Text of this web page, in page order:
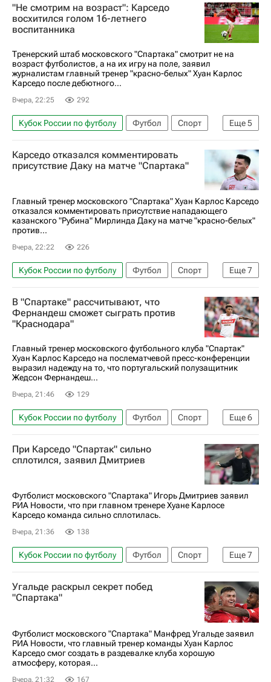
"Не смотрим на возраст": Карседо
восхитился голом 16-летнего
воспитанника
Тренерский штаб московского "Спартака" смотрит не на
возраст футболистов, а на их игру на поле, заявил
журналистам главный тренер "красно-белых" Хуан Карлос
Карседо после дебютного...
Вчера, 22:25 292
Еще5
Кубок России по футболу Футбол
Спорт
Никита Массалыга
Карлос Карседо
Спартак Москва
Оренбург
РПЛ 2026-2027 (Чемпионат России по футболу)
Карседо отказался комментировать
присутствие Даку на матче "Спартака"
Главный тренер московского "Спартака" Хуан Карлос Карседо
отказался комментировать присутствие нападающего
казанского "Рубина" Мирлинда Даку на матче "красно-белых"
против...
Вчера, 22:22 226
Еще7
Кубок России по футболу Футбол
Спорт
Мирлинд Даку
Александер Джику
Карлос Карседо
Спартак Москва
Оренбург
РПЛ 2026-2027 (Чемпионат России по футболу)
В "Спартаке" рассчитывают, что
Фернандеш сможет сыграть против
"Краснодара"
Главный тренер московского футбольного клуба "Спартак"
Хуан Карлос Карседо на послематчевой пресс-конференции
выразил надежду на то, что португальский полузащитник
Жедсон Фернандеш...
Вчера, 21:46 129
Еще6
Кубок России по футболу Футбол
Спорт
Карлос Карседо
Жедсон Фернандеш
Краснодар
Ахмат
РПЛ 2026-2027 (Чемпионат России по футболу)
Спартак Москва
При Карседо "Спартак" сильно
сплотился, заявил Дмитриев
Футболист московского "Спартака" Игорь Дмитриев заявил
РИА Новости, что при главном тренере Хуане Карлосе
Карседо команда сильно сплотилась.
Вчера, 21:36 138
Еще7
Кубок России по футболу Футбол
Спорт
Россия
Игорь Дмитриев
Карлос Карседо
Игорь Дмитриев (24.07.2004)
РПЛ 2026-2027 (Чемпионат России по футболу)
Оренбург
Угальде раскрыл секрет побед
"Спартака"
Футболист московского "Спартака" Манфред Угальде заявил
РИА Новости, что главный тренер команды Хуан Карлос
Карседо смог создать в раздевалке клуба хорошую
атмосферу, которая...
Вчера, 21:32 167